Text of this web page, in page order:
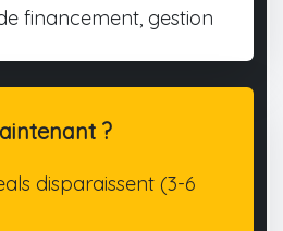
financement, gestion
?
disparaissent (3-6